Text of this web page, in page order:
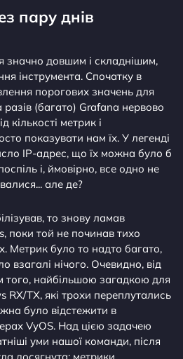
пару днів
значно довшим і складнішим,
інструмента. Спочатку в
порогових значень для
разів (багато) Grafana нервово
кількості метрик і
показувати нам їх. У легенді
IP-адрес, що їх можна було б
і, ймовірно, все одно не
але де?
то знову ламав
поки той не починав тихо
Метрик було то надто багато,
взагалі нічого. Очевидно, від
того, найбільшою загадкою для
RX/TX, які трохи переплутались
було відстежити в
VyOS. Над цією задачею
уми нашої команди, після
досягнута: метрики